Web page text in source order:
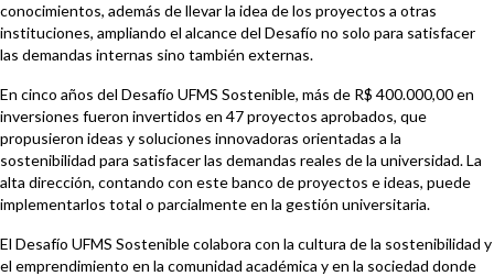
conocimientos, además de llevar la idea de los proyectos a otras
instituciones, ampliando el alcance del Desafío no solo para satisfacer
las demandas internas sino también externas.
En cinco años del Desafío UFMS Sostenible, más de R$ 400.000,00 en
inversiones fueron invertidos en 47 proyectos aprobados, que
propusieron ideas y soluciones innovadoras orientadas a la
sostenibilidad para satisfacer las demandas reales de la universidad. La
alta dirección, contando con este banco de proyectos e ideas, puede
implementarlos total o parcialmente en la gestión universitaria.
El Desafío UFMS Sostenible colabora con la cultura de la sostenibilidad y
el emprendimiento en la comunidad académica y en la sociedad donde